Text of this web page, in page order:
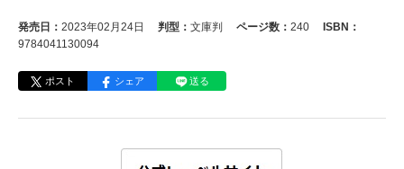
発売日： 2023年02月24日 判型： 文庫判 ページ数： 240
ISBN：
9784041130094
ポスト シェア 送る